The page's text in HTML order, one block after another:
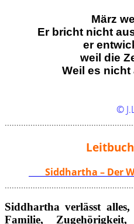
März
Er bricht nicht
er
weil die
Weil es nicht
©
Leitbuch
Siddhartha – Der
Siddhartha verlässt
Familie,